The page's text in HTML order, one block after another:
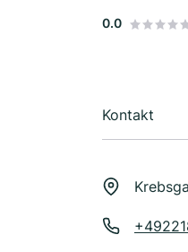
0.0
Kontakt